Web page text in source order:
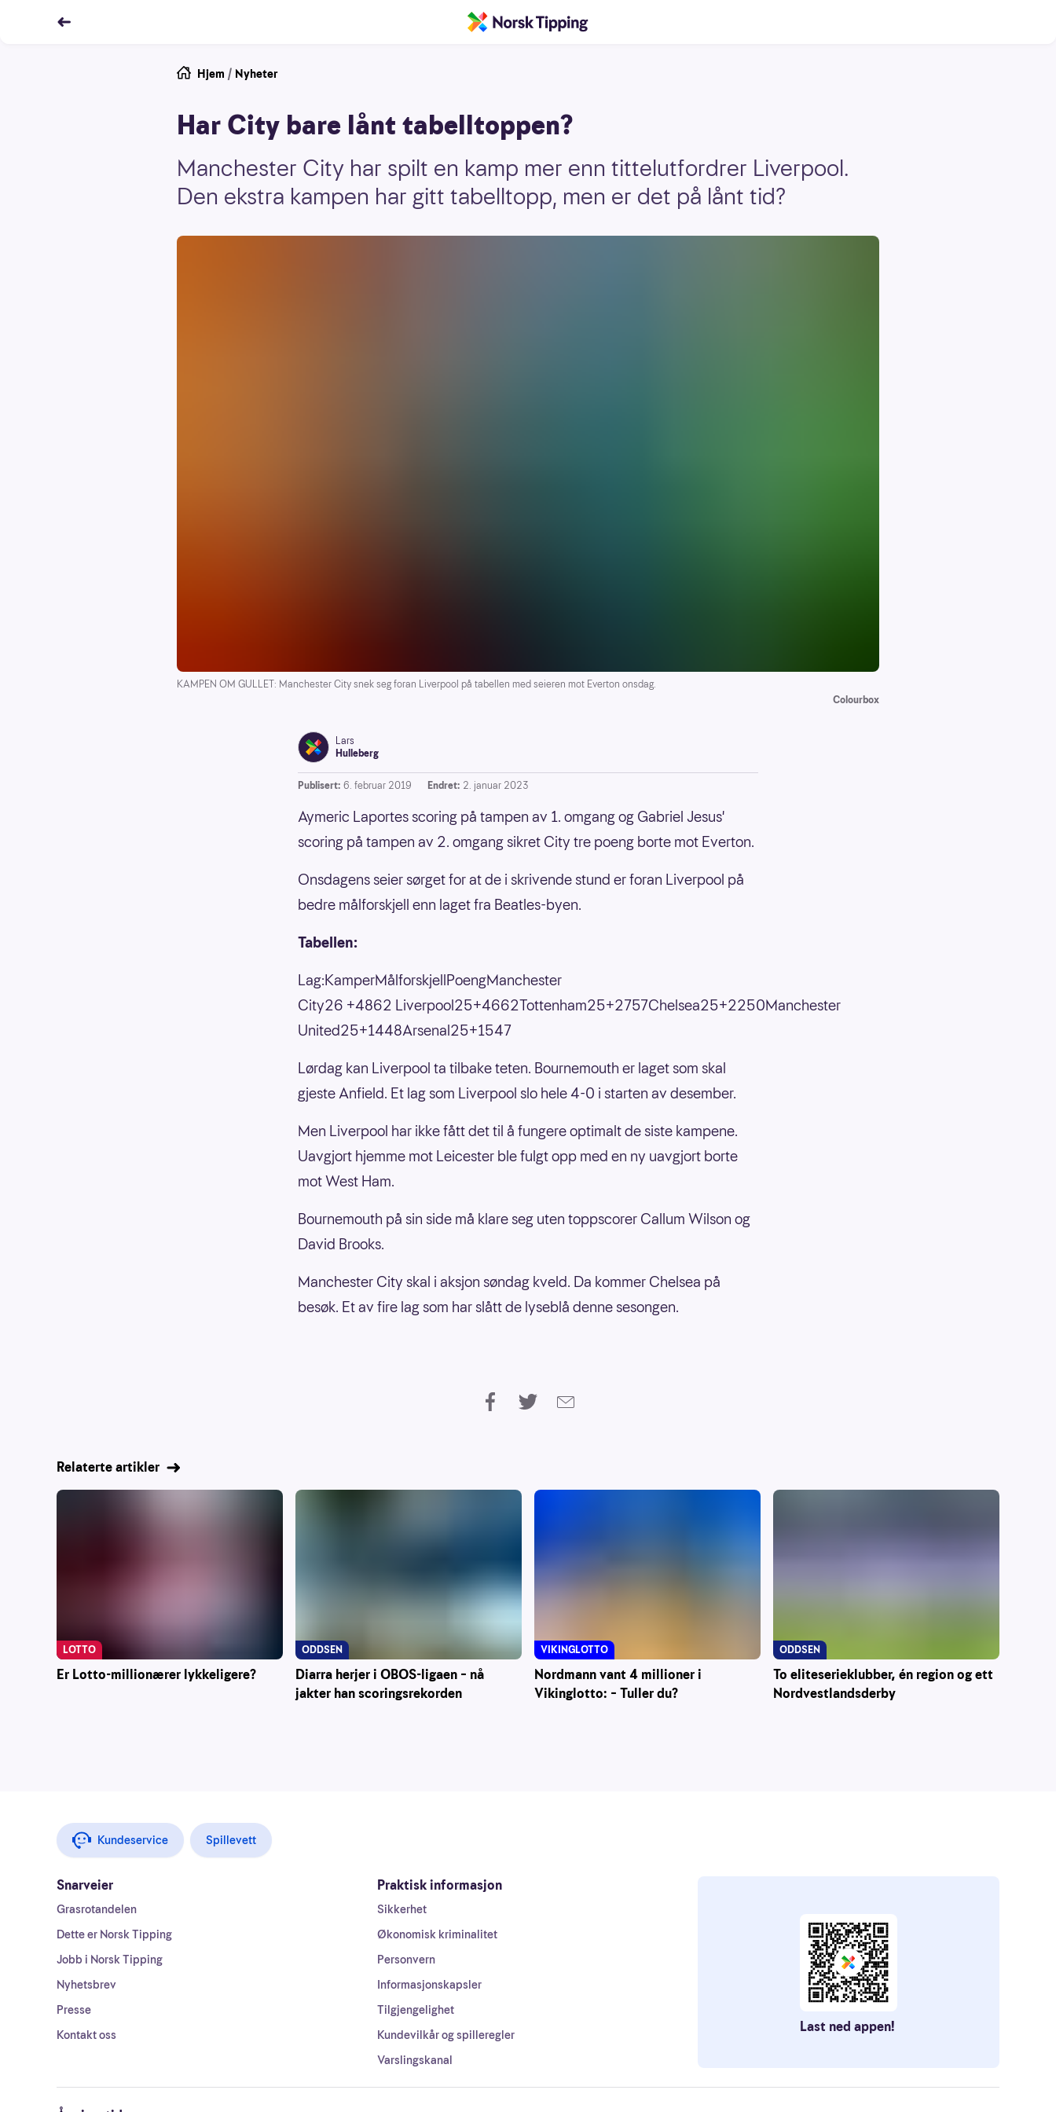
Hjem / Nyheter
Har City bare lånt tabelltoppen?
Manchester City har spilt en kamp mer enn tittelutfordrer Liverpool.
Den ekstra kampen har gitt tabelltopp, men er det på lånt tid?
KAMPEN OM GULLET: Manchester City snek seg foran Liverpool på tabellen med seieren mot Everton onsdag.
Colourbox
Lars
Hulleberg
Publisert: 6. februar 2019 Endret: 2. januar 2023
Aymeric Laportes scoring på tampen av 1. omgang og Gabriel Jesus'
scoring på tampen av 2. omgang sikret City tre poeng borte mot Everton.
Onsdagens seier sørget for at de i skrivende stund er foran Liverpool på
bedre målforskjell enn laget fra Beatles-byen.
Tabellen:
Lag:KamperMålforskjellPoengManchester
City26 +4862 Liverpool25+4662Tottenham25+2757Chelsea25+2250Manchester
United25+1448Arsenal25+1547
Lørdag kan Liverpool ta tilbake teten. Bournemouth er laget som skal
gjeste Anfield. Et lag som Liverpool slo hele 4-0 i starten av desember.
Men Liverpool har ikke fått det til å fungere optimalt de siste kampene.
Uavgjort hjemme mot Leicester ble fulgt opp med en ny uavgjort borte
mot West Ham.
Bournemouth på sin side må klare seg uten toppscorer Callum Wilson og
David Brooks.
Manchester City skal i aksjon søndag kveld. Da kommer Chelsea på
besøk. Et av fire lag som har slått de lyseblå denne sesongen.
Relaterte artikler
Er Lotto-millionærer lykkeligere?
LOTTO
Diarra herjer i OBOS-ligaen – nå
jakter han scoringsrekorden
ODDSEN
Nordmann vant 4 millioner i
Vikinglotto: – Tuller du?
VIKINGLOTTO
To eliteserieklubber, én region og ett
Nordvestlandsderby
ODDSEN
Kundeservice Spillevett
Snarveier
Grasrotandelen
Dette er Norsk Tipping
Jobb i Norsk Tipping
Nyhetsbrev
Presse
Kontakt oss
Praktisk informasjon
Sikkerhet
Økonomisk kriminalitet
Personvern
Informasjonskapsler
Tilgjengelighet
Kundevilkår og spilleregler
Varslingskanal
Last ned appen!